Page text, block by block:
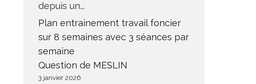
depuis un...
Plan entrainement travail foncier
sur 8 semaines avec 3 séances par
semaine
Question de MESLIN
3 janvier 2026